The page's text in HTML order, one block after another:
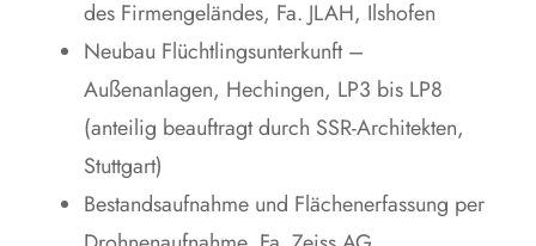
des Firmengeländes, Fa. JLAH, Ilshofen
Neubau Flüchtlingsunterkunft –
Außenanlagen, Hechingen, LP3 bis LP8
(anteilig beauftragt durch SSR-Architekten,
Stuttgart)
Bestandsaufnahme und Flächenerfassung per